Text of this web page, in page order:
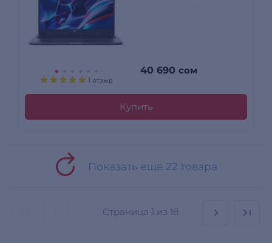
1 отзыв
40 690 сом
Купить
Показать еще 22 товара
Страница 1 из 18